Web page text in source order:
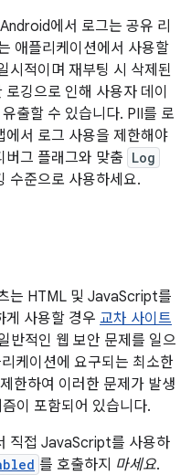
에서 로그는 공유 리
애플리케이션에서 사용할
시적이며 재부팅 시 삭제된
깅으로 인해 사용자 데이
출할 수 있습니다. PII를 로
에서 로그 사용을 제한해야
버그 플래그와 맞춤 Log
수준으로 사용하세요.
는 HTML 및 JavaScript를
게 사용할 경우 교차 사이트
반적인 웹 보안 문제를 일으
케이션에 요구되는 최소한
한하여 이러한 문제가 발생
이 포함되어 있습니다.
직접 JavaScript를 사용하
를 호출하지 마세요.